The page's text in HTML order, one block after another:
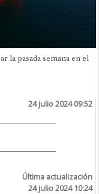
la pasada semana en el
24 julio 2024 09:52
Última actualización
24 julio 2024 10:24